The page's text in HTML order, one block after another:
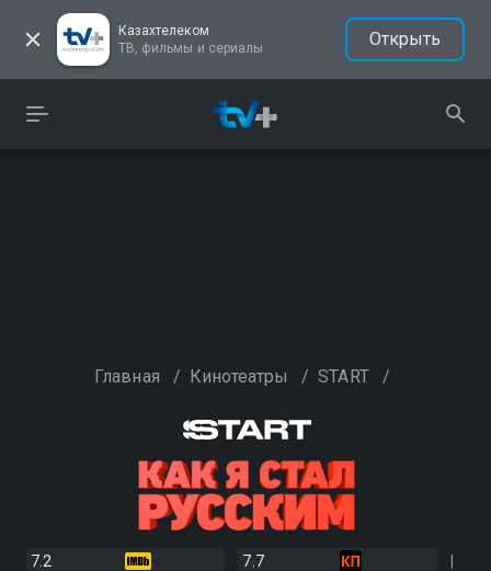
Казахтелеком
ТВ, фильмы и сериалы
Открыть
Главная / Кинотеатры / START /
7.2
7.7